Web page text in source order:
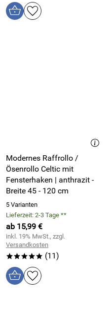
Modernes Raffrollo /
Ösenrollo Celtic mit
Fensterhaken | anthrazit -
Breite 45 - 120 cm
5 Varianten
Lieferzeit: 2-3 Tage **
ab 15,99 €
inkl. 19% MwSt., zzgl.
Versandkosten
***** (11)